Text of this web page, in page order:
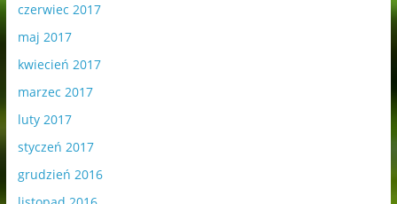
czerwiec 2017
maj 2017
kwiecień 2017
marzec 2017
luty 2017
styczeń 2017
grudzień 2016